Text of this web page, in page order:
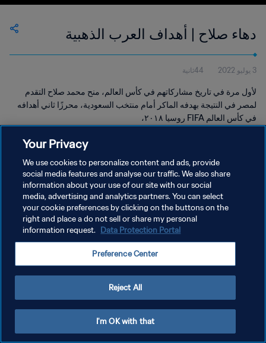
دهاء صلاح | أهداف العرب الذهبية
3 يوليو 2022 44ثانية
لأول مرة في تاريخ مشاركاتهم في كأس العالم، منح محمد صلاح التقدم
لمصر في النتيجة بهدفه الماكر أمام منتخب السعودية، محرزًا ثاني أهدافه
في كأس العالم FIFA روسيا ٢٠١٨،
سياسة الخصوصية
إدارة تفضيلات ملفات تعريف الارتباط
Your Privacy
We use cookies to personalize content and ads, provide
social media features and analyse our traffic. We also share
information about your use of our site with our social
media, advertising and analytics partners. You can select
your cookie preferences by clicking on the buttons on the
right and place a do not sell or share my personal
information request. Data Protection Portal
Preference Center
Reject All
I'm OK with that